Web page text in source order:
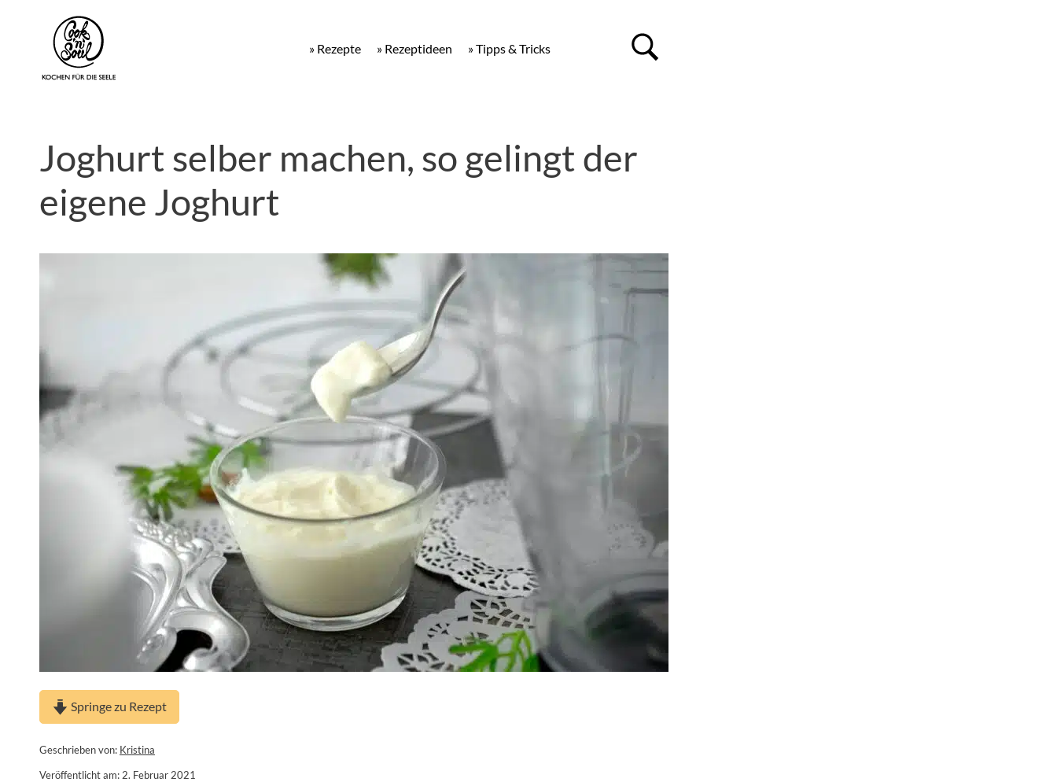
» Tipps & Tricks
» Rezeptideen
» Rezepte
Joghurt selber machen, so gelingt der
eigene Joghurt
Springe zu Rezept
Geschrieben von: Kristina
Veröffentlicht am: 2. Februar 2021